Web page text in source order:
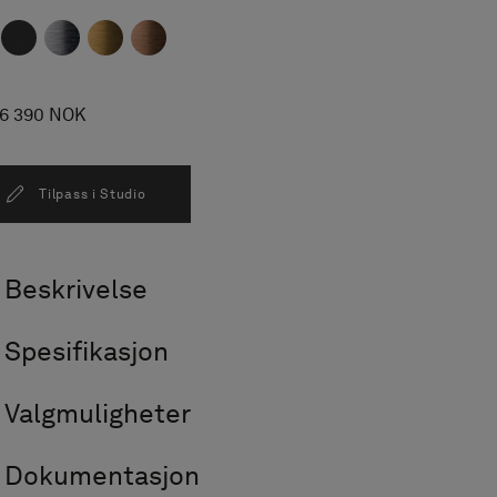
390 NOK
Tilpass i Studio
Beskrivelse
Spesifikasjon
Valgmuligheter
Dokumentasjon